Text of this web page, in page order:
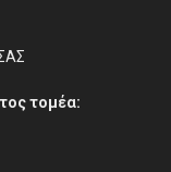
τομέα: